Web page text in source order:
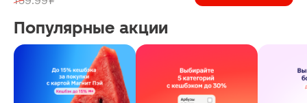
Популярные акции